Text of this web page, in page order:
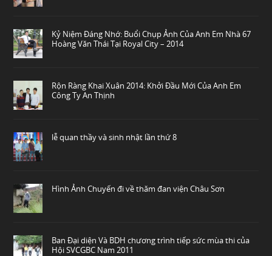
Kỷ Niệm Đáng Nhớ: Buổi Chụp Ảnh Của Anh Em Nhà 67
Hoàng Văn Thái Tại Royal City – 2014
Rộn Ràng Khai Xuân 2014: Khởi Đầu Mới Của Anh Em
Công Ty An Thịnh
lễ quan thầy và sinh nhật lần thứ 8
Hình Ảnh Chuyến đi về thăm đan viện Châu Sơn
Ban Đại diện Và BDH chương trình tiếp sức mùa thi của
Hội SVCGBC Nam 2011